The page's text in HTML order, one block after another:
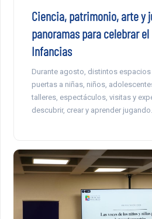
Ciencia, patrimonio, arte y
panoramas para celebrar el
Infancias
Durante agosto, distintos
puertas a niñas, niños,
talleres, espectáculos, visitas y
descubrir, crear y aprender jugando.